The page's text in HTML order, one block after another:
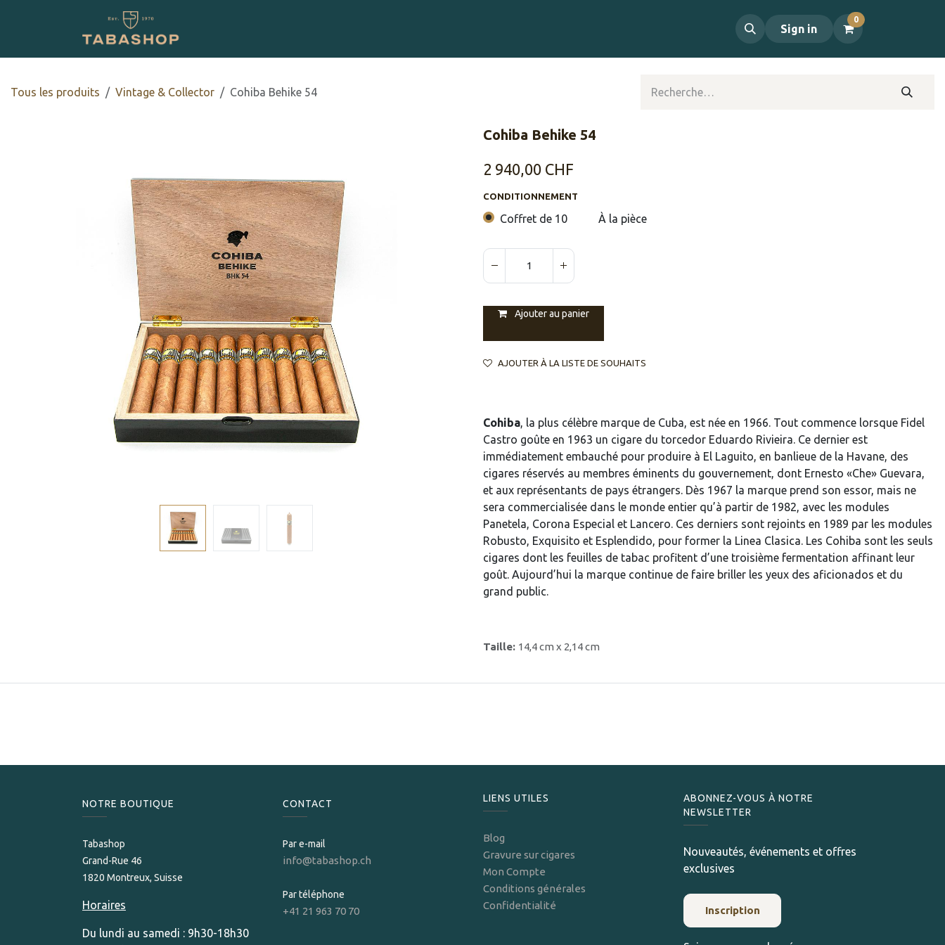
Sign in
0
Tous les produits Vintage & Collector Cohiba Behike 54
Cohiba Behike 54
2 940,00 CHF
CONDITIONNEMENT
Coffret de 10 À la pièce
Ajouter au panier
AJOUTER À LA LISTE DE SOUHAITS
Cohiba, la plus célèbre marque de Cuba, est née en 1966. Tout commence lorsque Fidel
Castro goûte en 1963 un cigare du torcedor Eduardo Rivieira. Ce dernier est
immédiatement embauché pour produire à El Laguito, en banlieue de la Havane, des
cigares réservés au membres éminents du gouvernement, dont Ernesto «Che» Guevara,
et aux représentants de pays étrangers. Dès 1967 la marque prend son essor, mais ne
sera commercialisée dans le monde entier qu’à partir de 1982, avec les modules
Panetela, Corona Especial et Lancero. Ces derniers sont rejoints en 1989 par les modules
Robusto, Exquisito et Esplendido, pour former la Linea Clasica. Les Cohiba sont les seuls
cigares dont les feuilles de tabac profitent d’une troisième fermentation affinant leur
goût. Aujourd’hui la marque continue de faire briller les yeux des aficionados et du
grand public.
Taille: 14,4 cm x 2,14 cm
NOTRE BOUTIQUE
Tabashop
Grand-Rue 46
1820 Montreux, Suisse
Horaires
Du lundi au samedi : 9h30-18h30
CONTACT
Par e-mail
info@tabashop.ch
Par téléphone
+41 21 963 70 70
LIENS UTILES
Blog
Gravure sur cigares
Mon Compte
Conditions générales
Confidentialité
ABONNEZ-VOUS À NOTRE
NEWSLETTER
Nouveautés, événements et offres
exclusives
Inscription